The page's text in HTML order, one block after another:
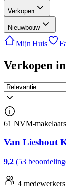
Verkopen
Nieuwbouw
Mijn Huis
Verkopen in
61 NVM-
Van Lieshout
9,2 (53
4 medewerkers